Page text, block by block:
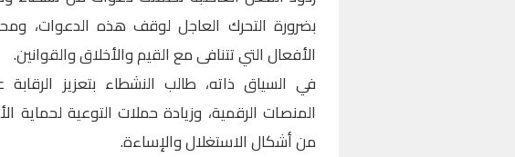
بضرورة التحرك العاجل لوقف هذه الدعوات،
الأفعال التي تتنافى مع القيم والأخلاق والقوانين.
في السياق ذاته، طالب النشطاء بتعزيز
المنصات الرقمية، وزيادة حملات التوعية
من أشكال الاستغلال والإساءة.